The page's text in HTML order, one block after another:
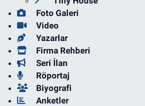
Foto Galeri
Video
Yazarlar
Firma Rehberi
Seri İlan
Röportaj
Biyografi
Anketler